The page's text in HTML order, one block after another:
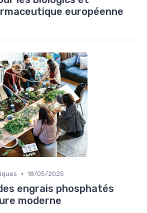
européenne
• 18/05/2025
engrais phosphatés
moderne